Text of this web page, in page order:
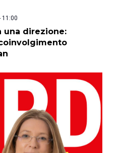
11:00
una direzione: